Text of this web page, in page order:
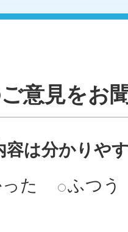
意見をお
容は分かりや
た
ふつう